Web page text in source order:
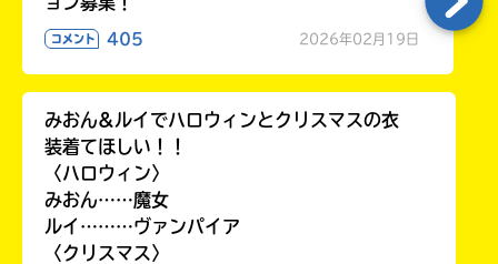
コメント 405 2026年02月19日
みおん&ルイでハロウィンとクリスマスの衣
装着てほしい！！
〈ハロウィン〉
みおん……魔女
ルイ………ヴァンパイア
〈クリスマス〉